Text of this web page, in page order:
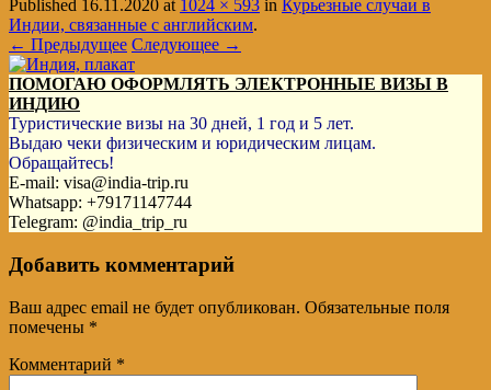
Published 16.11.2020 at 1024 × 593 in Курьезные случаи в
Индии, связанные с английским.
← Предыдущее Следующее →
ПОМОГАЮ ОФОРМЛЯТЬ ЭЛЕКТРОННЫЕ ВИЗЫ В
ИНДИЮ
Туристические визы на 30 дней, 1 год и 5 лет.
Выдаю чеки физическим и юридическим лицам.
Обращайтесь!
E-mail: visa@india-trip.ru
Whatsapp: +79171147744
Telegram: @india_trip_ru
Добавить комментарий
Ваш адрес email не будет опубликован. Обязательные поля
помечены *
Комментарий *